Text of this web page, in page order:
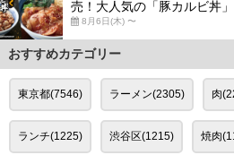
売！大人気の「豚カルビ丼
8月6日(木) 〜
おすすめカテゴリー
東京都(7546) ラーメン(2305) 肉
ランチ(1225) 渋谷区(1215) 焼肉